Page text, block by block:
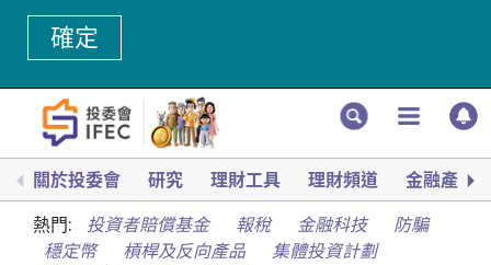
確定
關於投委會 研究 理財工具 理財頻道 金融產品
熱門: 投資者賠償基金 報稅 金融科技
防騙
穩定幣
槓桿及反向產品
集體投資計劃